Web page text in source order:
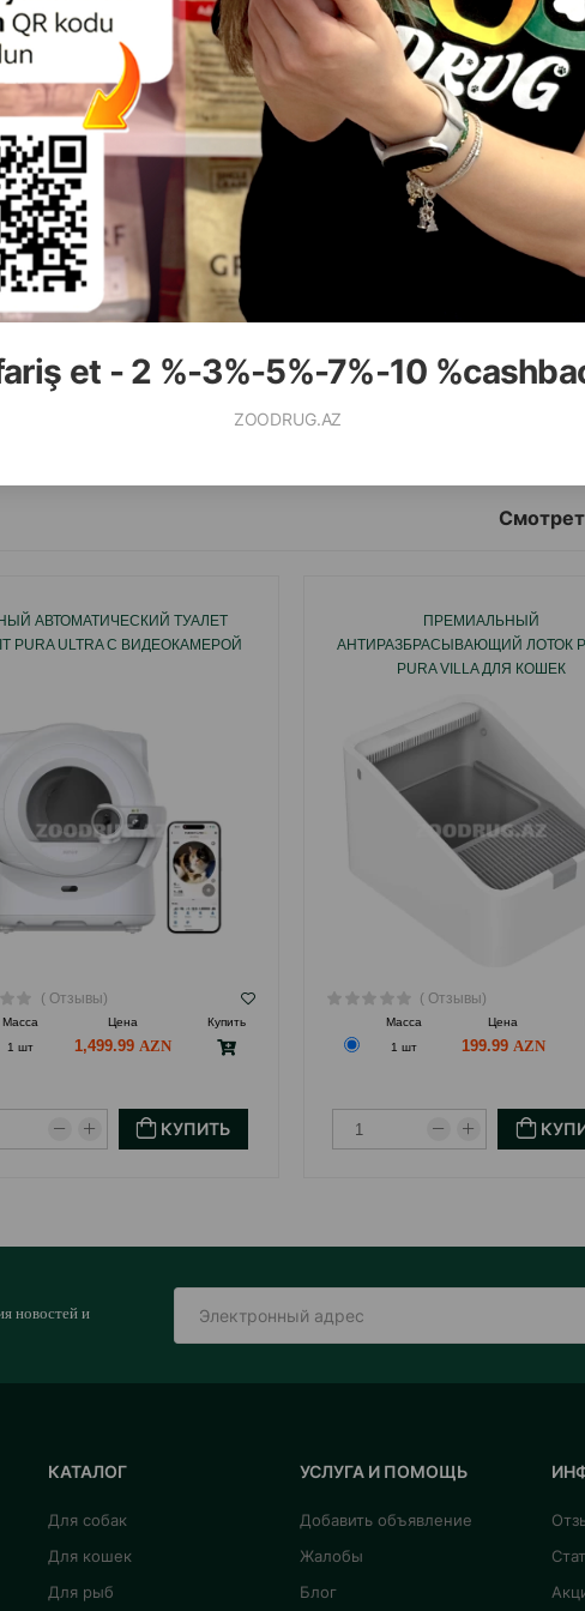
et - 2 %-3%-5%-7%-10
ZOODRUG.AZ
( Отзывы)
Масса Цена
Купить
1 шт
66.00
АВТОМАТИЧЕСКИЙ ТУАЛЕТ
PURA ULTRA С ВИДЕОКАМЕРОЙ
( Отзывы)
Масса Цена
Купить
1 шт
1,499.99
КУПИТЬ
ПРЕМИАЛЬНЫЙ
АНТИРАЗБРАСЫВАЮЩИЙ ЛОТОК
PURA VILLA ДЛЯ КОШЕК
( Отзывы)
Масса Цена
1 шт
199.99
новостей и
КАТАЛОГ
Для собак
Для кошек
Для рыб
УСЛУГА И ПОМОЩЬ
Добавить объявление
Жалобы
Блог